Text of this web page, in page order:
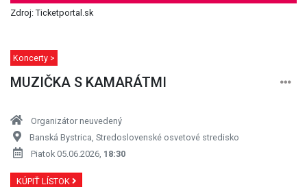
Zdroj: Ticketportal.sk
Koncerty >
MUZIČKA S KAMARÁTMI
Organizátor neuvedený
Banská Bystrica, Stredoslovenské osvetové stredisko
Piatok 05.06.2026, 18:30
KÚPIŤ LÍSTOK